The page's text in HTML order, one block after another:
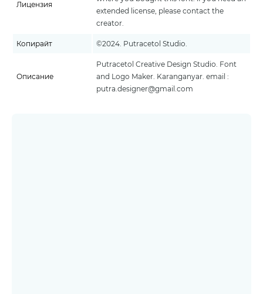
Лицензия
extended license, please contact the
creator.
Копирайт ©2024. Putracetol Studio.
Описание
Putracetol Creative Design Studio. Font
and Logo Maker. Karanganyar. email :
putra.designer@gmail.com